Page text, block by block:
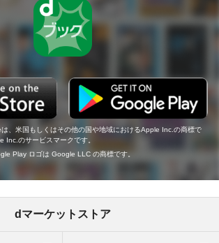
、米国もしくはその他の国や地域におけるApple Inc.の商標で
Inc.のサービスマークです。
Play ロゴは Google LLC の商標です。
dマーケットストア